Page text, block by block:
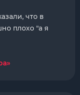
что в
плохо "а я